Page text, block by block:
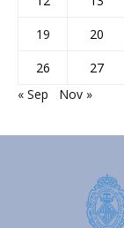
19
20
26
27
« Sep
Nov »